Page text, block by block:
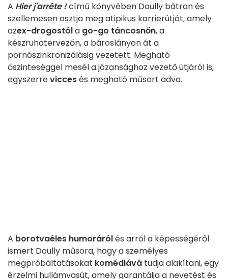
A Hier j'arrête !című könyvében Doully bátran és
szellemesen osztja meg atipikus karrierútját, amely
azex-drogostóla go-go táncosnőn, a
készruhatervezőn, a bároslányon át a
pornószinkronizálásig vezetett. Megható
őszinteséggel mesél a józansághoz vezető útjáról is,
egyszerreviccesés megható műsort adva.
A borotvaéles humorárólés arról a képességéről
ismert Doully műsora, hogy a személyes
megpróbáltatásokat komédiává tudja alakítani, egy
érzelmi hullámvasút, amely garantálja a nevetést és